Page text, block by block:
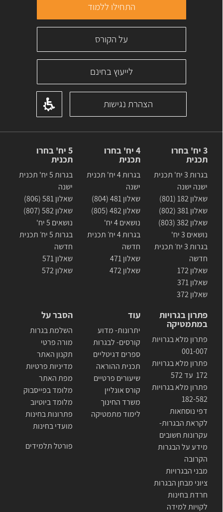
התחילו ללמוד
על הקורס
לייעוץ בחינם
הצהרת נגישות
3 יח' בחרו
תכנית
בגרות 3 יח' תכנית
ישנה ישנה
שאלון 182 (801)
שאלון 381 (802)
שאלון 382 (803)
נושאים 3 יח'
בגרות 3 יח׳ תכנית
חדשה
שאלון 172
שאלון 371
שאלון 372
4 יח' בחרו
תכנית
בגרות 4 יח' תכנית
ישנה
שאלון 481 (804)
שאלון 482 (805)
נושאים 4 יח'
בגרות 4 יח׳ תכנית
חדשה
שאלון 471
שאלון 472
5 יח' בחרו
תכנית
בגרות 5 יח' תכנית
ישנה
שאלון 581 (806)
שאלון 582 (807)
נושאים 5 יח'
בגרות 5 יח׳ תכנית
חדשה
שאלון 571
שאלון 572
פתרון בגרויות
במתמטיקה
פתרון מלא בגרויות
001-007
פתרון מלא בגרויות
172 עד 572
פתרון מלא בגרויות
182-582
דפי נוסחאות
לקראת הבגרות-
עקרונות חשובים
מידע על הבגרות
הקרובה
מבני הבגרויות
ציוני מבחן הבגרות
חרדת בחינות
לקויות למידה
עוד
יתרונות- מדוע
קורסים- לבגרות
ספרים דגיטליים
תכנית ההוראה
שיעורים פרטיים
קורס אונליין
משרד החינוך
לימוד מתמטיקה
הסבר על
השלמת בגרות
מורה פרטי
תקנון האתר
מדיניות פרטיות
מפת האתר
מלומד בפייסבוק
מלומד ביוטיוב
פתרונות בחינות
מועדי בחינות
פורטל תלמידים